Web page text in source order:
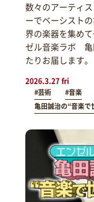
数々のアーティ
ーでベーシスト
界の楽器を集め
ゼル音楽ラボ 亀
たりお届します。
2026.3.27 fri
#芸術 #音楽
亀田誠治の“音楽で